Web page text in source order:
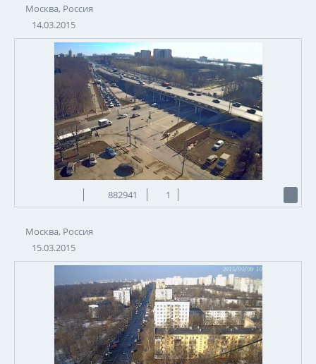
Москва, Россия
14.03.2015
882941 1
Москва, Россия
15.03.2015